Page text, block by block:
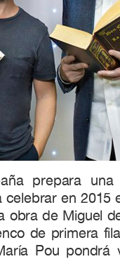
prepara una
celebrar en 2015
obra de Miguel
de primera
Pou pondrá